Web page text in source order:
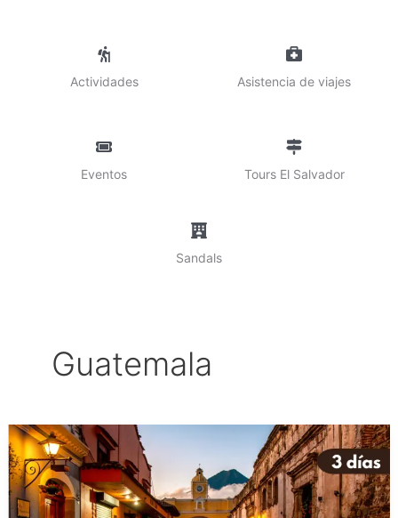
Actividades Asistencia de viajes
Eventos Tours El Salvador
Sandals
Guatemala